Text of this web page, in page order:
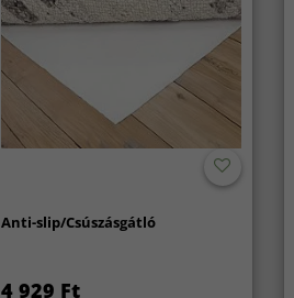
Anti-slip/Csúszásgátló
4 929 Ft